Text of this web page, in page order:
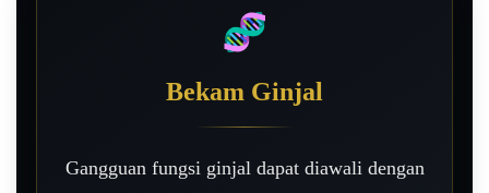
🧬
Bekam Ginjal
Gangguan fungsi ginjal dapat diawali dengan